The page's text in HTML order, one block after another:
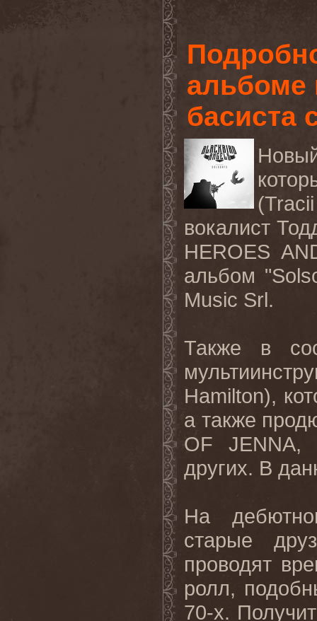
альбоме
басиста
вокалист
HEROES
альбом
Music Srl.
Также в
Hamilton),
а также
OF JENNA,
других. В
На
старые
проводят
ролл,
70-х.